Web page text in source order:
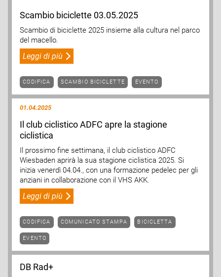
Scambio biciclette 03.05.2025
Scambio di biciclette 2025 insieme alla cultura nel parco
del macello.
Leggi di più
CODIFICA SCAMBIO BICICLETTE EVENTO
01.04.2025
Il club ciclistico ADFC apre la stagione
ciclistica
Il prossimo fine settimana, il club ciclistico ADFC
Wiesbaden aprirà la sua stagione ciclistica 2025. Si
inizia venerdì 04.04., con una formazione pedelec per gli
anziani in collaborazione con il VHS AKK.
Leggi di più
CODIFICA COMUNICATO STAMPA BICICLETTA
EVENTO
DB Rad+